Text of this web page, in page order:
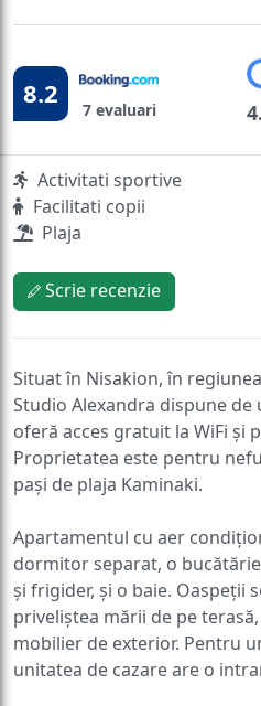
8.2 7 evaluari
Activitati sportive
Facilitati copii
Plaja
Scrie recenzie
Situat în Nisakion, în
Studio Alexandra dispune
oferă acces gratuit la WiFi și
Proprietatea este pentru
pași de plaja Kaminaki.
Apartamentul cu aer
dormitor separat, o
și frigider, și o baie. Oaspeții
priveliștea mării de pe
mobilier de exterior. Pentru
unitatea de cazare are o